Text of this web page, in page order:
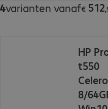
4varianten vanaf€ 512,
€
HP
t550
8/